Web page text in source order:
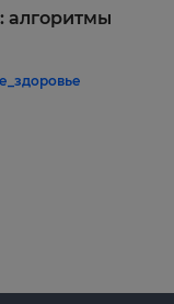
алгоритмы